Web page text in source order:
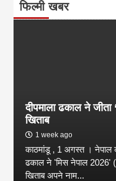
फिल्मी खबर
दीपमाला ढकाल ने जीता
खिताब
1 week ago
काठमांडू , 1 अगस्त । नेपाल
ढकाल ने 'मिस नेपाल 2026'
खिताब अपने नाम...